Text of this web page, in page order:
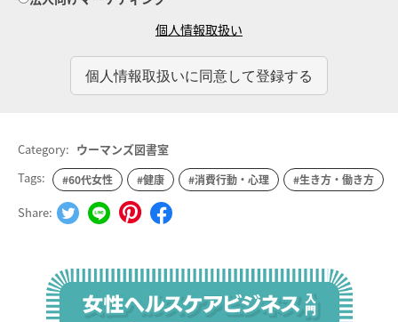
個人情報取扱い
Category: ウーマンズ図書室
Tags:
#60代女性 #健康 #消費行動・心理 #生き方・働き方
Share: